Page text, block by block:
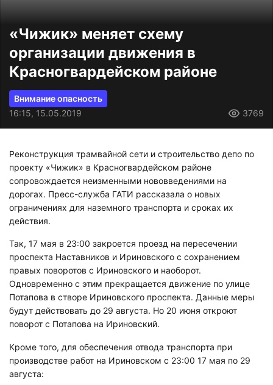
«Чижик» меняет схему
организации движения в
Красногвардейском районе
Внимание опасность
16:15, 15.05.2019
3769
Реконструкция трамвайной сети и строительство депо по
проекту «Чижик» в Красногвардейском районе
сопровождается неизменными нововведениями на
дорогах. Пресс-служба ГАТИ рассказала о новых
ограничениях для наземного транспорта и сроках их
действия.
Так, 17 мая в 23:00 закроется проезд на пересечении
проспекта Наставников и Ириновского с сохранением
правых поворотов с Ириновского и наоборот.
Одновременно с этим прекращается движение по улице
Потапова в створе Ириновского проспекта. Данные меры
будут действовать до 29 августа. Но 20 июня откроют
поворот с Потапова на Ириновский.
Кроме того, для обеспечения отвода транспорта при
производстве работ на Ириновском с 23:00 17 мая по 29
августа: